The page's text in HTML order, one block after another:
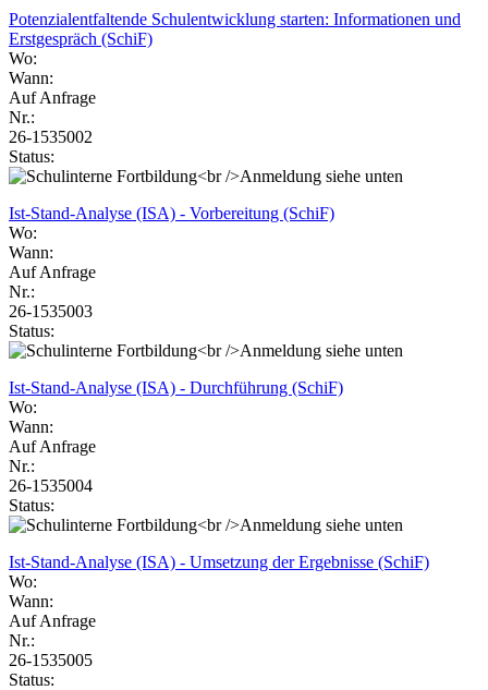
Potenzialentfaltende Schulentwicklung starten: Informationen und
Erstgespräch (SchiF)
Wo:
Wann:
Auf Anfrage
Nr.:
26-1535002
Status:
Ist-Stand-Analyse (ISA) - Vorbereitung (SchiF)
Wo:
Wann:
Auf Anfrage
Nr.:
26-1535003
Status:
Ist-Stand-Analyse (ISA) - Durchführung (SchiF)
Wo:
Wann:
Auf Anfrage
Nr.:
26-1535004
Status:
Ist-Stand-Analyse (ISA) - Umsetzung der Ergebnisse (SchiF)
Wo:
Wann:
Auf Anfrage
Nr.:
26-1535005
Status: